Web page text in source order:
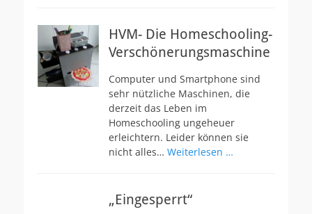
HVM- Die Homeschooling-
Verschönerungsmaschine
Computer und Smartphone sind
sehr nützliche Maschinen, die
derzeit das Leben im
Homeschooling ungeheuer
erleichtern. Leider können sie
nicht alles… Weiterlesen …
„Eingesperrt“